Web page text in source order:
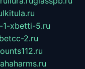
xbetti-5.ru
2.ru